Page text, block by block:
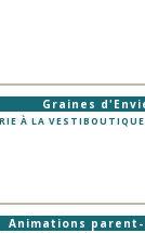
Graines
À LA
Animations